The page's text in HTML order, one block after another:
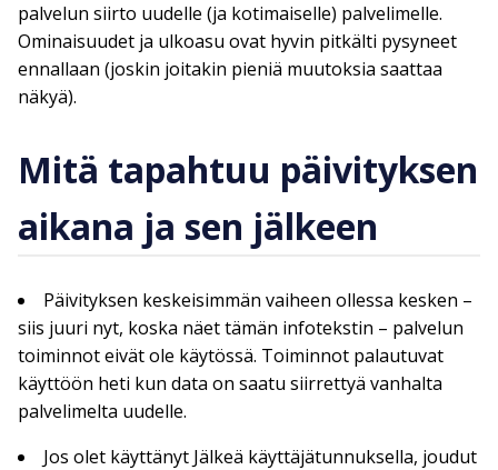
palvelun siirto uudelle (ja kotimaiselle) palvelimelle.
Ominaisuudet ja ulkoasu ovat hyvin pitkälti pysyneet
ennallaan (joskin joitakin pieniä muutoksia saattaa
näkyä).
Mitä tapahtuu päivityksen
aikana ja sen jälkeen
Päivityksen keskeisimmän vaiheen ollessa kesken –
siis juuri nyt, koska näet tämän infotekstin – palvelun
toiminnot eivät ole käytössä. Toiminnot palautuvat
käyttöön heti kun data on saatu siirrettyä vanhalta
palvelimelta uudelle.
Jos olet käyttänyt Jälkeä käyttäjätunnuksella, joudut